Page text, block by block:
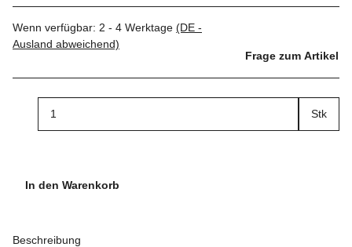
Wenn verfügbar: 2 - 4 Werktage (DE -
Ausland abweichend)
Frage zum Artikel
Stk
In den Warenkorb
Beschreibung